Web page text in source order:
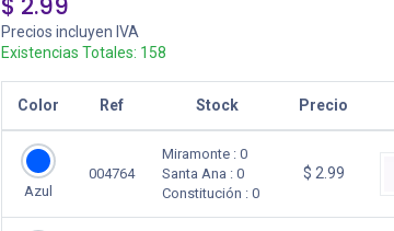
Precios incluyen IVA
Existencias Totales: 158
Color Ref Stock Precio
Azul
004764
Miramonte : 0
Santa Ana : 0
Constitución : 0
$ 2.99